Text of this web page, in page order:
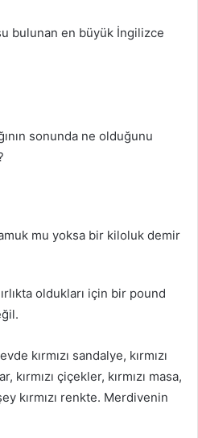
bulunan en büyük İngilizce
sonunda ne olduğunu
mu yoksa bir kiloluk demir
oldukları için bir pound
kırmızı sandalye, kırmızı
kırmızı çiçekler, kırmızı masa,
kırmızı renkte. Merdivenin